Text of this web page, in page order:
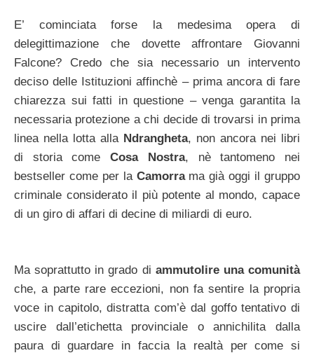
E’ cominciata forse la medesima opera di
delegittimazione che dovette affrontare Giovanni
Falcone? Credo che sia necessario un intervento
deciso delle Istituzioni affinchè – prima ancora di fare
chiarezza sui fatti in questione – venga garantita la
necessaria protezione a chi decide di trovarsi in prima
linea nella lotta alla Ndrangheta, non ancora nei libri
di storia comeCosa Nostra, nè tantomeno nei
bestseller come per la Camorra ma già oggi il gruppo
criminale considerato il più potente al mondo, capace
di un giro di affari di decine di miliardi di euro.
Ma soprattutto in grado di ammutolire una comunità
che, a parte rare eccezioni, non fa sentire la propria
voce in capitolo, distratta com’è dal goffo tentativo di
uscire dall’etichetta provinciale o annichilita dalla
paura di guardare in faccia la realtà per come si